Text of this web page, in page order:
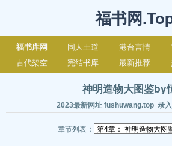
福书网
福书库网 同人王道 港台言情
古代架空
完结书库 最新推荐
神明造物大图鉴by
2023最新网址 fushuwang.top 录
章节列表：